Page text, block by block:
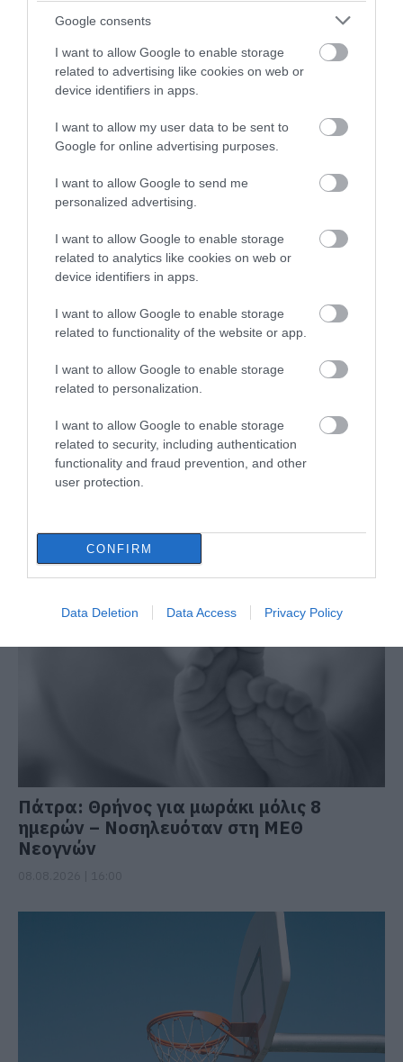
Google consents
I want to allow Google to enable storage
related to advertising like cookies on web or
device identifiers in apps.
I want to allow my user data to be sent to
Google for online advertising purposes.
I want to allow Google to send me
personalized advertising.
I want to allow Google to enable storage
related to analytics like cookies on web or
device identifiers in apps.
I want to allow Google to enable storage
related to functionality of the website or app.
I want to allow Google to enable storage
related to personalization.
I want to allow Google to enable storage
related to security, including authentication
functionality and fraud prevention, and other
user protection.
CONFIRM
Data Deletion Data Access Privacy Policy
ΔΙΑΒΑΣΤΕ ΕΠΙΣΗΣ
Πάτρα: Θρήνος για μωράκι μόλις 8
ημερών – Νοσηλευόταν στη ΜΕΘ
Νεογνών